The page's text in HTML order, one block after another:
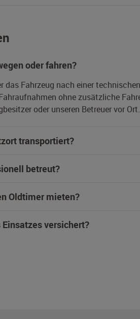
oder fahren?
das Fahrzeug nach einer
ohne zusätzliche
oder unseren Betreuer vor Ort.
transportiert?
betreut?
Oldtimer mieten?
versichert?